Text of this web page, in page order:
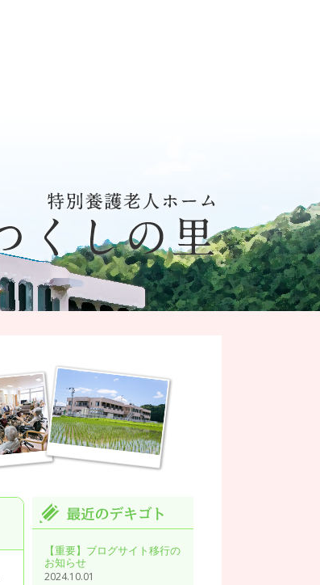
【重要】ブログサイト移行の
お知らせ
2024.10.01